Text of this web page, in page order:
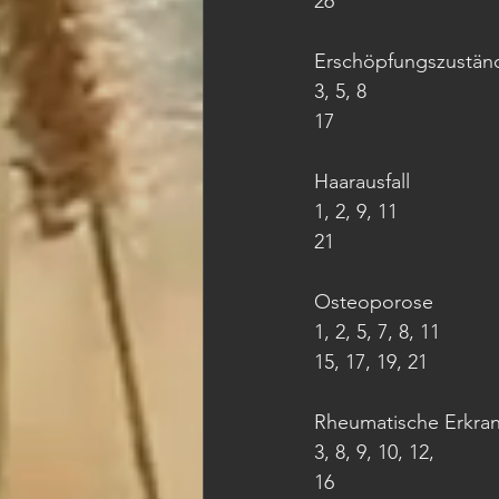
3, 5, 8
17
Haarausfall
1, 2, 9, 11
21
Osteoporose
1, 2, 5, 7, 8, 11
15, 17, 19, 21
Rheumatische
3, 8, 9, 10, 12,
16